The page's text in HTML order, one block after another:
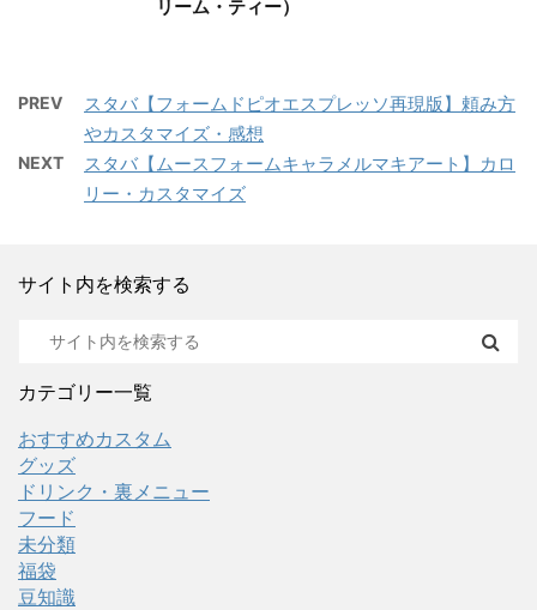
リーム・ティー）
PREV
スタバ【フォームドピオエスプレッソ再現版】頼み方
やカスタマイズ・感想
NEXT
スタバ【ムースフォームキャラメルマキアート】カロ
リー・カスタマイズ
サイト内を検索する
カテゴリー一覧
おすすめカスタム
グッズ
ドリンク・裏メニュー
フード
未分類
福袋
豆知識